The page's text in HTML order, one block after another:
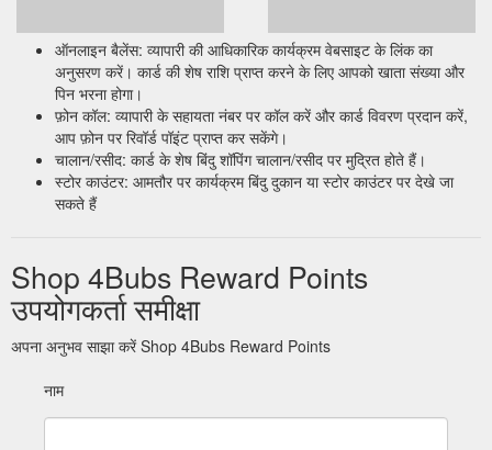
ऑनलाइन बैलेंस: व्यापारी की आधिकारिक कार्यक्रम वेबसाइट के लिंक का
अनुसरण करें। कार्ड की शेष राशि प्राप्त करने के लिए आपको खाता संख्या और
पिन भरना होगा।
फ़ोन कॉल: व्यापारी के सहायता नंबर पर कॉल करें और कार्ड विवरण प्रदान करें,
आप फ़ोन पर रिवॉर्ड पॉइंट प्राप्त कर सकेंगे।
चालान/रसीद: कार्ड के शेष बिंदु शॉपिंग चालान/रसीद पर मुद्रित होते हैं।
स्टोर काउंटर: आमतौर पर कार्यक्रम बिंदु दुकान या स्टोर काउंटर पर देखे जा
सकते हैं
Shop 4Bubs Reward Points
उपयोगकर्ता समीक्षा
अपना अनुभव साझा करें Shop 4Bubs Reward Points
नाम